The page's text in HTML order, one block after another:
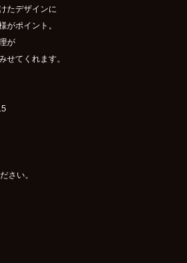
たデザインに
がポイント。
が
せてくれます。
さい。